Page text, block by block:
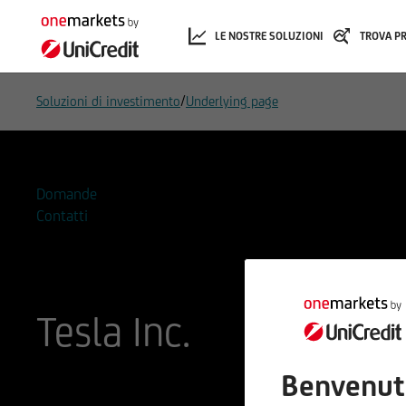
LE NOSTRE SOLUZIONI TROVA
Soluzioni di investimento/Underlying page
Domande
Contatti
Tesla Inc.